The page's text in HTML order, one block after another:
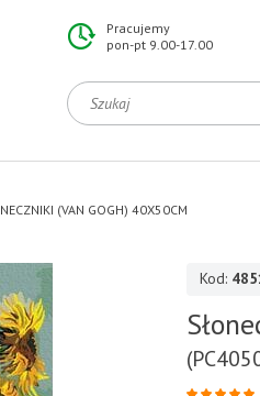
Pracujemy
pon-pt 9.00-17.00
(VAN GOGH) 40X50CM
Kod: